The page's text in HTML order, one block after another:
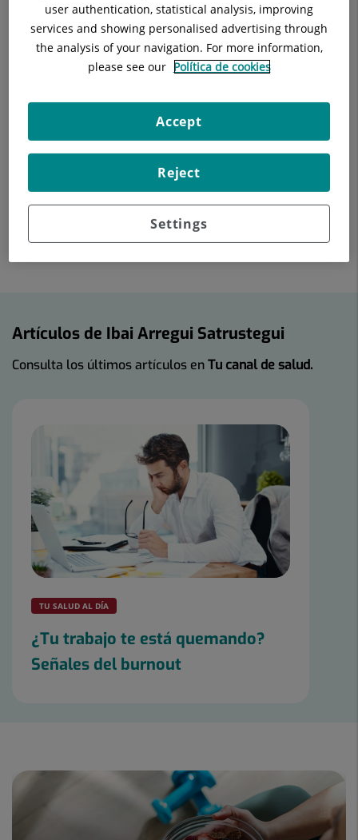
Experiencia profesional
Artículos de Ibai Arregui Satrustegui
Consulta los últimos artículos enTu canal de salud.
TU SALUD AL DÍA
¿Tu trabajo te está quemando?
Señales del burnout
user authentication, statistical analysis, improving
services and showing personalised advertising through
the analysis of your navigation. For more information,
please see our Política de cookies
Settings
Reject
Accept